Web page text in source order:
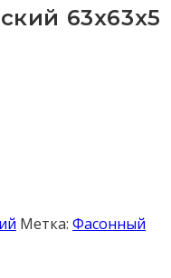
63x63x5
Метка: Фасонный